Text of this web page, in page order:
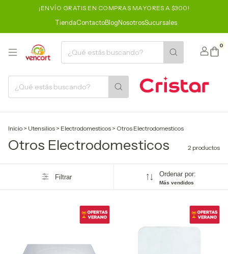
¡ENVÍO GRATIS EN COMPRAS MAYORES A $300!
TiendaContactoBlogNosotrosSucursales
0
Inicio > Utensilios > Electrodomesticos > Otros Electrodomesticos
Otros Electrodomesticos 2 productos
Filtrar Ordenar por:
Más vendidos